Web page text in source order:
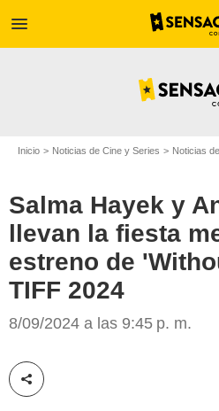
menu
Inicio Noticias de Cine y Series Noticias
Salma Hayek y
llevan la fiesta
estreno de
TIFF 2024
8/09/2024 a las 9:45 p. m.
Compartir esta noticia